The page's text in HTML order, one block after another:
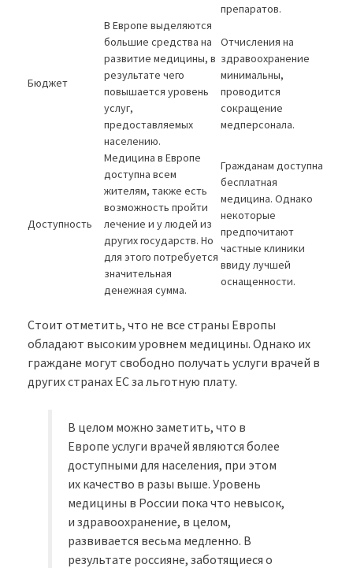
препаратов.
Бюджет
В Европе выделяются
большие средства на
развитие медицины, в
результате чего
повышается уровень
услуг,
предоставляемых
населению.
Отчисления на
здравоохранение
минимальны,
проводится
сокращение
медперсонала.
Доступность
Медицина в Европе
доступна всем
жителям, также есть
возможность пройти
лечение и у людей из
других государств. Но
для этого потребуется
значительная
денежная сумма.
Гражданам доступна
бесплатная
медицина. Однако
некоторые
предпочитают
частные клиники
ввиду лучшей
оснащенности.
Стоит отметить, что не все страны Европы
обладают высоким уровнем медицины. Однако их
граждане могут свободно получать услуги врачей в
других странах ЕС за льготную плату.
В целом можно заметить, что в
Европе услуги врачей являются более
доступными для населения, при этом
их качество в разы выше. Уровень
медицины в России пока что невысок,
и здравоохранение, в целом,
развивается весьма медленно. В
результате россияне, заботящиеся о